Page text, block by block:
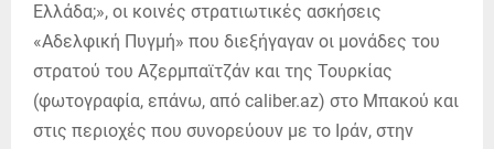
Ελλάδα;», οι κοινές στρατιωτικές ασκήσεις
«Αδελφική Πυγμή» που διεξήγαγαν οι μονάδες του
στρατού του Αζερμπαϊτζάν και της Τουρκίας
(φωτογραφία, επάνω, από caliber.az) στο Μπακού και
στις περιοχές που συνορεύουν με το Ιράν, στην